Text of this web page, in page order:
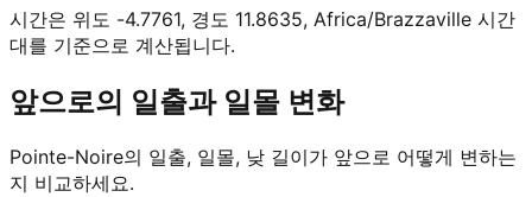
시간은 위도 -4.7761, 경도 11.8635, Africa/Brazzaville 시간
대를 기준으로 계산됩니다.
앞으로의 일출과 일몰 변화
Pointe-Noire의 일출, 일몰, 낮 길이가 앞으로 어떻게 변하는
지 비교하세요.